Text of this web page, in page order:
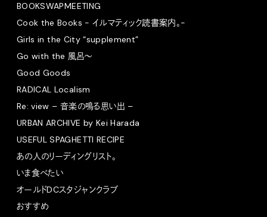
BOOKSWAPMEETING
Cook the Books - イルマティック読書案内。-
Girls in the City “supplement”
Go with the 風呂〜
Good Goods
RADICAL Localism
Re: view – 音楽の鳴る思い出 –
URBAN ARCHIVE by Kei Harada
USEFUL SPAGHETTI RECIPE
あの人のリーディングリスト。
いま食べたい
オールドDCスタジャンクラブ
おすすめ